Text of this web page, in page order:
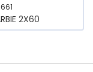
2X60